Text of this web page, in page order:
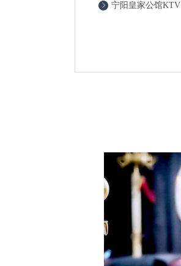
宁阳皇家公馆KTV